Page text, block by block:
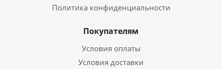
Политика конфиденциальности
Покупателям
Условия оплаты
Условия доставки